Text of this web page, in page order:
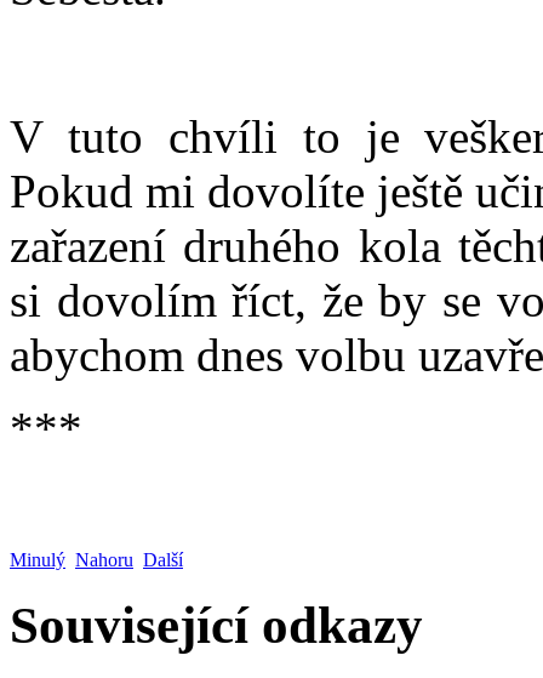
V tuto chvíli to je
Pokud mi dovolíte ještě
zařazení druhého kola
si dovolím říct, že by se
abychom dnes volbu
***
Minulý Nahoru Další
Související odkazy